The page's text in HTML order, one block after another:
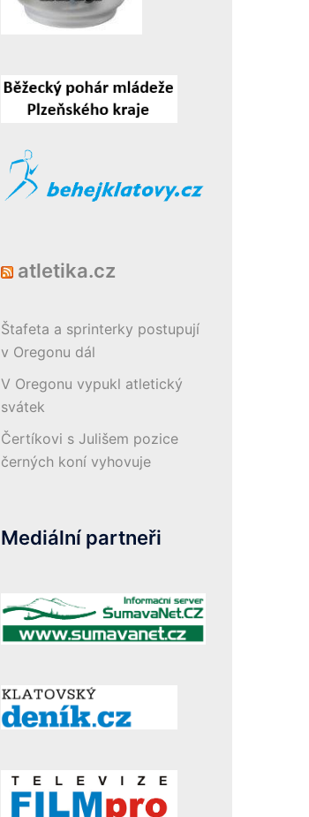
atletika.cz
Štafeta a sprinterky postupují
v Oregonu dál
V Oregonu vypukl atletický
svátek
Čertíkovi s Julišem pozice
černých koní vyhovuje
Mediální partneři